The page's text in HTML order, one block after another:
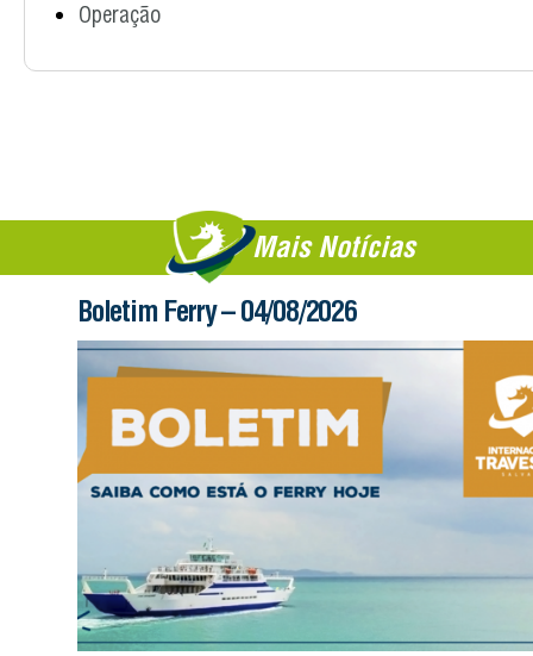
Operação
Mais Notícias
Boletim Ferry – 04/08/2026